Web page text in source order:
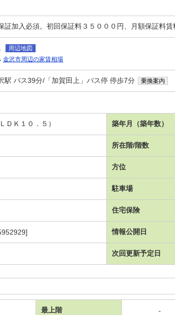
証加入必須。初回保証料３５０００円、月額保証料
周辺地図
金沢市周辺の家賃相場
駅 バス39分/「加賀田上」バス停 停歩7分 乗換案内
Ｋ１０．５） 築年月（築年数）
所在階/階数
方位
駐車場
住宅保険
情報公開日
次回更新予定日
最上階 -